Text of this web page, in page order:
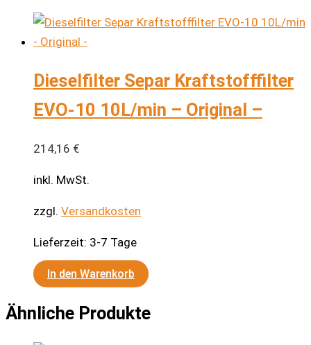
Dieselfilter Separ Kraftstofffilter
EVO-10 10L/min – Original –
214,16 €
inkl. MwSt.
zzgl. Versandkosten
Lieferzeit: 3-7 Tage
In den Warenkorb
Ähnliche Produkte